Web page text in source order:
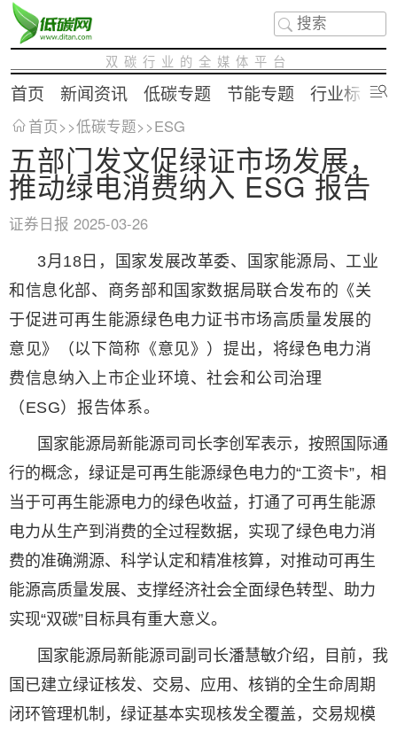
双碳行业的全媒体平台
首页 新闻资讯 低碳专题 节能专题 行业标准
首页>>低碳专题>>ESG
五部门发文促绿证市场发展，
推动绿电消费纳入 ESG 报告
证券日报 2025-03-26
3月18日，国家发展改革委、国家能源局、工业
和信息化部、商务部和国家数据局联合发布的《关
于促进可再生能源绿色电力证书市场高质量发展的
意见》（以下简称《意见》）提出，将绿色电力消
费信息纳入上市企业环境、社会和公司治理
（ESG）报告体系。
国家能源局新能源司司长李创军表示，按照国际通
行的概念，绿证是可再生能源绿色电力的“工资卡”，相
当于可再生能源电力的绿色收益，打通了可再生能源
电力从生产到消费的全过程数据，实现了绿色电力消
费的准确溯源、科学认定和精准核算，对推动可再生
能源高质量发展、支撑经济社会全面绿色转型、助力
实现“双碳”目标具有重大意义。
国家能源局新能源司副司长潘慧敏介绍，目前，我
国已建立绿证核发、交易、应用、核销的全生命周期
闭环管理机制，绿证基本实现核发全覆盖，交易规模